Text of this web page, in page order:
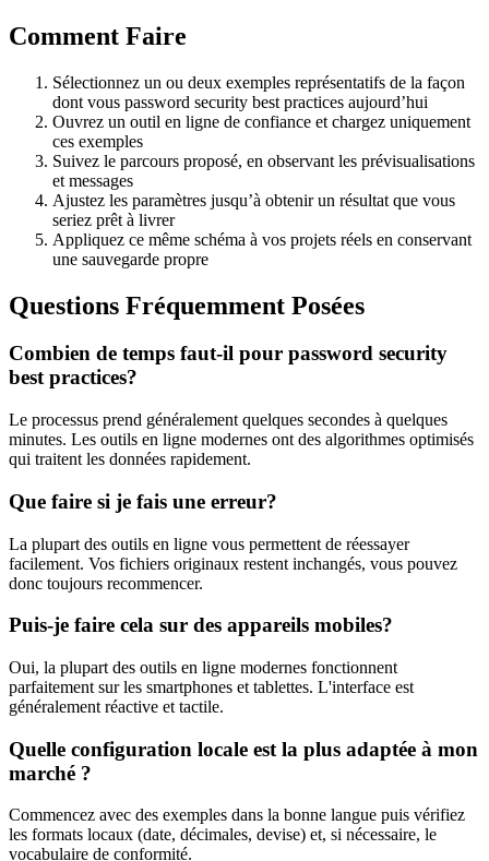
Comment Faire
Sélectionnez un ou deux exemples représentatifs de la façon
dont vous password security best practices aujourd’hui
Ouvrez un outil en ligne de confiance et chargez uniquement
ces exemples
Suivez le parcours proposé, en observant les prévisualisations
et messages
Ajustez les paramètres jusqu’à obtenir un résultat que vous
seriez prêt à livrer
Appliquez ce même schéma à vos projets réels en conservant
une sauvegarde propre
Questions Fréquemment Posées
Combien de temps faut-il pour password security
best practices?
Le processus prend généralement quelques secondes à quelques
minutes. Les outils en ligne modernes ont des algorithmes optimisés
qui traitent les données rapidement.
Que faire si je fais une erreur?
La plupart des outils en ligne vous permettent de réessayer
facilement. Vos fichiers originaux restent inchangés, vous pouvez
donc toujours recommencer.
Puis-je faire cela sur des appareils mobiles?
Oui, la plupart des outils en ligne modernes fonctionnent
parfaitement sur les smartphones et tablettes. L'interface est
généralement réactive et tactile.
Quelle configuration locale est la plus adaptée à mon
marché ?
Commencez avec des exemples dans la bonne langue puis vérifiez
les formats locaux (date, décimales, devise) et, si nécessaire, le
vocabulaire de conformité.